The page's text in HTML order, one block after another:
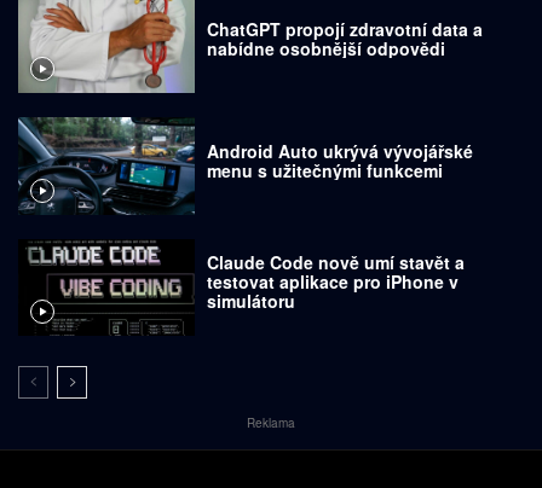
ChatGPT propojí zdravotní data a
nabídne osobnější odpovědi
Android Auto ukrývá vývojářské
menu s užitečnými funkcemi
Claude Code nově umí stavět a
testovat aplikace pro iPhone v
simulátoru
Reklama